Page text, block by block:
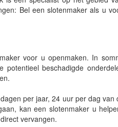
Bel een slotenmaker als u
voor u openmaken. In
beschadigde
per jaar, 24 uur per dag
kan een slotenmaker u
vervangen.